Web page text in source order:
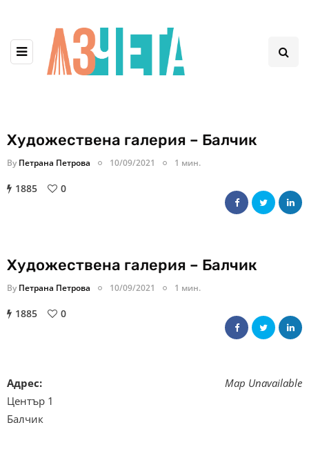
Художествена галерия – Балчик
By Петрана Петрова 10/09/2021 1 мин.
1885 0
Художествена галерия – Балчик
By Петрана Петрова 10/09/2021 1 мин.
1885 0
Map Unavailable
Адрес:
Център 1
Балчик